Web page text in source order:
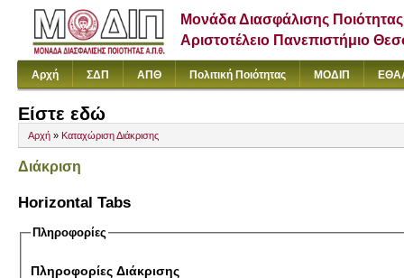
Μονάδα Διασφάλισης Ποιότητας
Αριστοτέλειο Πανεπιστήμιο
Αρχή ΣΔΠ ΑΠΘ Πολιτική Ποιότητας ΜΟΔΙΠ
Είστε εδώ
Αρχή » Καταχώριση Διάκρισης
Διάκριση
Horizontal Tabs
Πληροφορίες
Πληροφορίες Διάκρισης